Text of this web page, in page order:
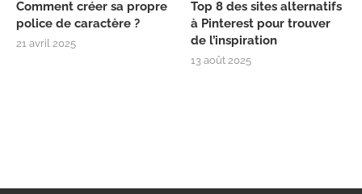
Comment créer sa propre
police de caractère ?
21 avril 2025
Top 8 des sites alternatifs
à Pinterest pour trouver
de l’inspiration
13 août 2025